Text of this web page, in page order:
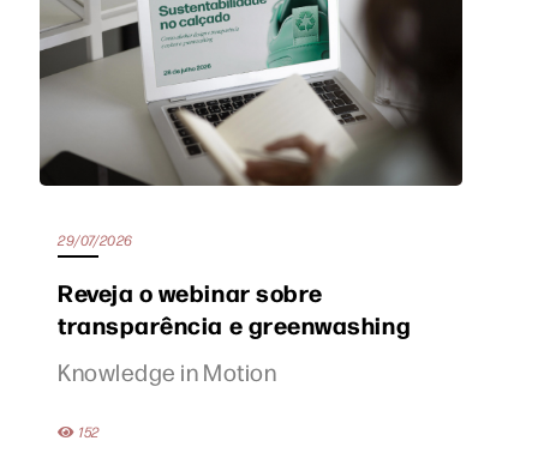
29/07/2026
Reveja o webinar sobre
transparência e greenwashing
Knowledge in Motion
152